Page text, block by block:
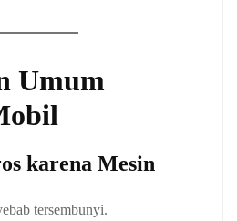
Umum
karena Mesin
tersembunyi.